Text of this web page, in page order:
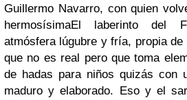
Guillermo Navarro, con quien
hermosísimaEl laberinto del
atmósfera lúgubre y fría, propia
que no es real pero que toma
de hadas para niños quizás con
maduro y elaborado. Eso y el